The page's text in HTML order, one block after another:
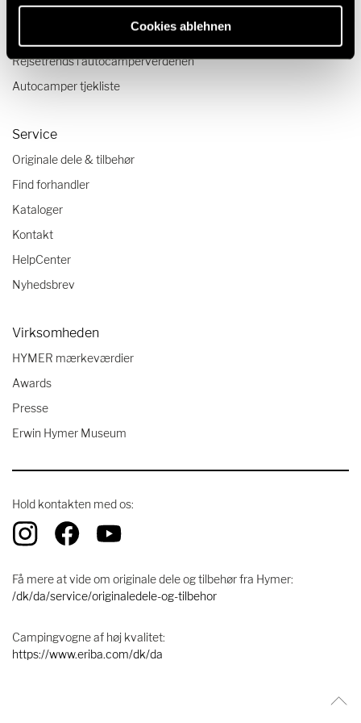
Cookies ablehnen
Rejseskildringer
Rejsetrends i autocamperverdenen
Autocamper tjekliste
Service
Originale dele & tilbehør
Find forhandler
Kataloger
Kontakt
HelpCenter
Nyhedsbrev
Virksomheden
HYMER mærkeværdier
Awards
Presse
Erwin Hymer Museum
Hold kontakten med os:
Få mere at vide om originale dele og tilbehør fra Hymer:
/dk/da/service/originaledele-og-tilbehor
Campingvogne af høj kvalitet:
https://www.eriba.com/dk/da